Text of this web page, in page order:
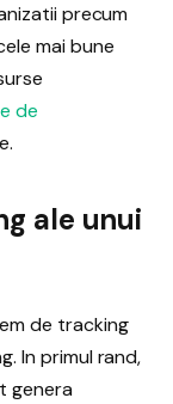
precum
mai bune
de
ale unui
de tracking
In primul rand,
genera